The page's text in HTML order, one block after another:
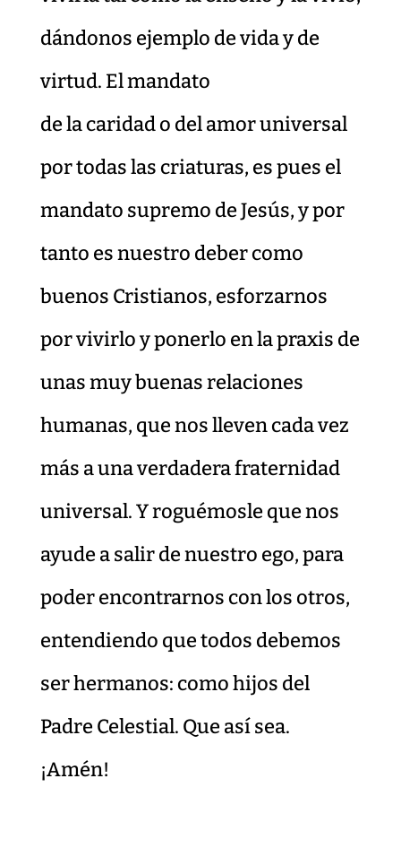
dándonos ejemplo de vida y de
virtud. El mandato
de la caridad o del amor universal
por todas las criaturas, es pues el
mandato supremo de Jesús, y por
tanto es nuestro deber como
buenos Cristianos, esforzarnos
por vivirlo y ponerlo en la praxis de
unas muy buenas relaciones
humanas, que nos lleven cada vez
más a una verdadera fraternidad
universal. Y roguémosle que nos
ayude a salir de nuestro ego, para
poder encontrarnos con los otros,
entendiendo que todos debemos
ser hermanos: como hijos del
Padre Celestial. Que así sea.
¡Amén!